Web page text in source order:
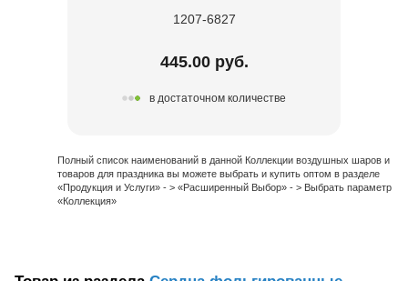
1207-6827
445.00 руб.
в достаточном количестве
Полный список наименований в данной Коллекции воздушных шаров и
товаров для праздника вы можете выбрать и купить оптом в разделе
«Продукция и Услуги» - > «Расширенный Выбор» - > Выбрать параметр
«Коллекция»